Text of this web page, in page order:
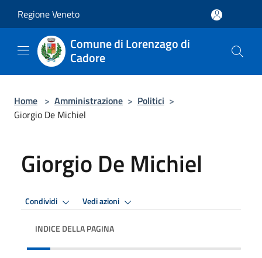
Regione Veneto
Comune di Lorenzago di
Cadore
Home > Amministrazione > Politici >
Giorgio De Michiel
Giorgio De Michiel
Condividi Vedi azioni
INDICE DELLA PAGINA